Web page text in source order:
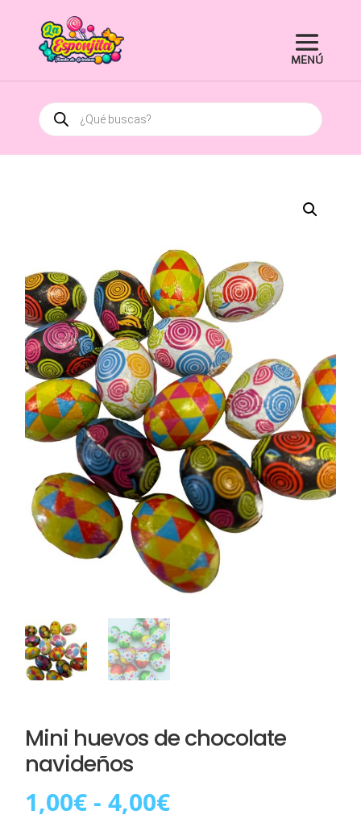
Búsqueda
de
productos
Mini huevos de chocolate
navideños
1,00€ - 4,00€Rango